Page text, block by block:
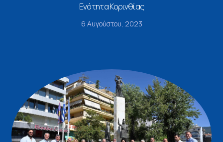
Ενότητα Κορινθίας
6 Αυγούστου, 2023